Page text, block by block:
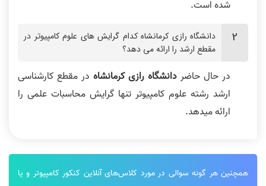
شده است.
دانشگاه رازی کرمانشاه کدام گرایش های علوم کامپیوتر در
مقطع ارشد را ارائه می دهد؟
در حال حاضر دانشگاه رازی کرمانشاه در مقطع کارشناسی
ارشد رشته علوم کامپیوتر تنها گرایش محاسبات علمی را
ارائه می‎دهد.
همچنین هر گونه سوالی در مورد کلاس‌های آنلاین کنکور کامپیوتر و یا